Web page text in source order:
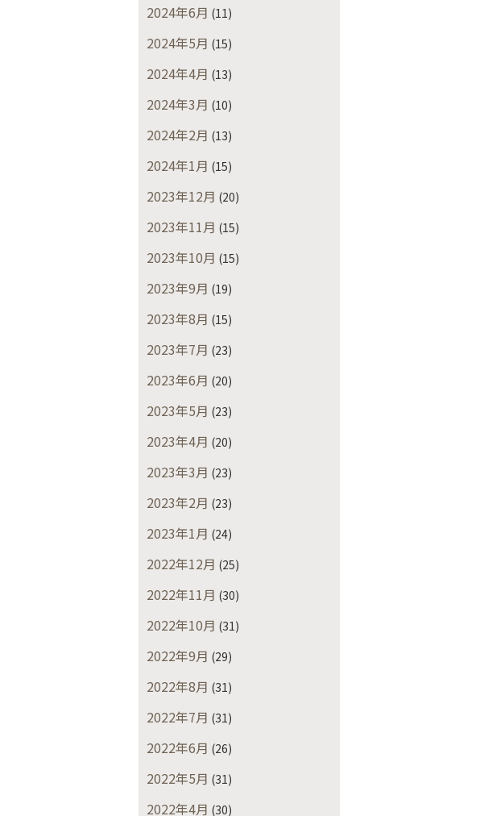
2024年6月 (11)
2024年5月 (15)
2024年4月 (13)
2024年3月 (10)
2024年2月 (13)
2024年1月 (15)
2023年12月 (20)
2023年11月 (15)
2023年10月 (15)
2023年9月 (19)
2023年8月 (15)
2023年7月 (23)
2023年6月 (20)
2023年5月 (23)
2023年4月 (20)
2023年3月 (23)
2023年2月 (23)
2023年1月 (24)
2022年12月 (25)
2022年11月 (30)
2022年10月 (31)
2022年9月 (29)
2022年8月 (31)
2022年7月 (31)
2022年6月 (26)
2022年5月 (31)
2022年4月 (30)